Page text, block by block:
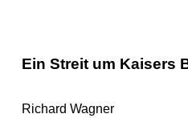
Ein Streit um Kaisers
Richard Wagner